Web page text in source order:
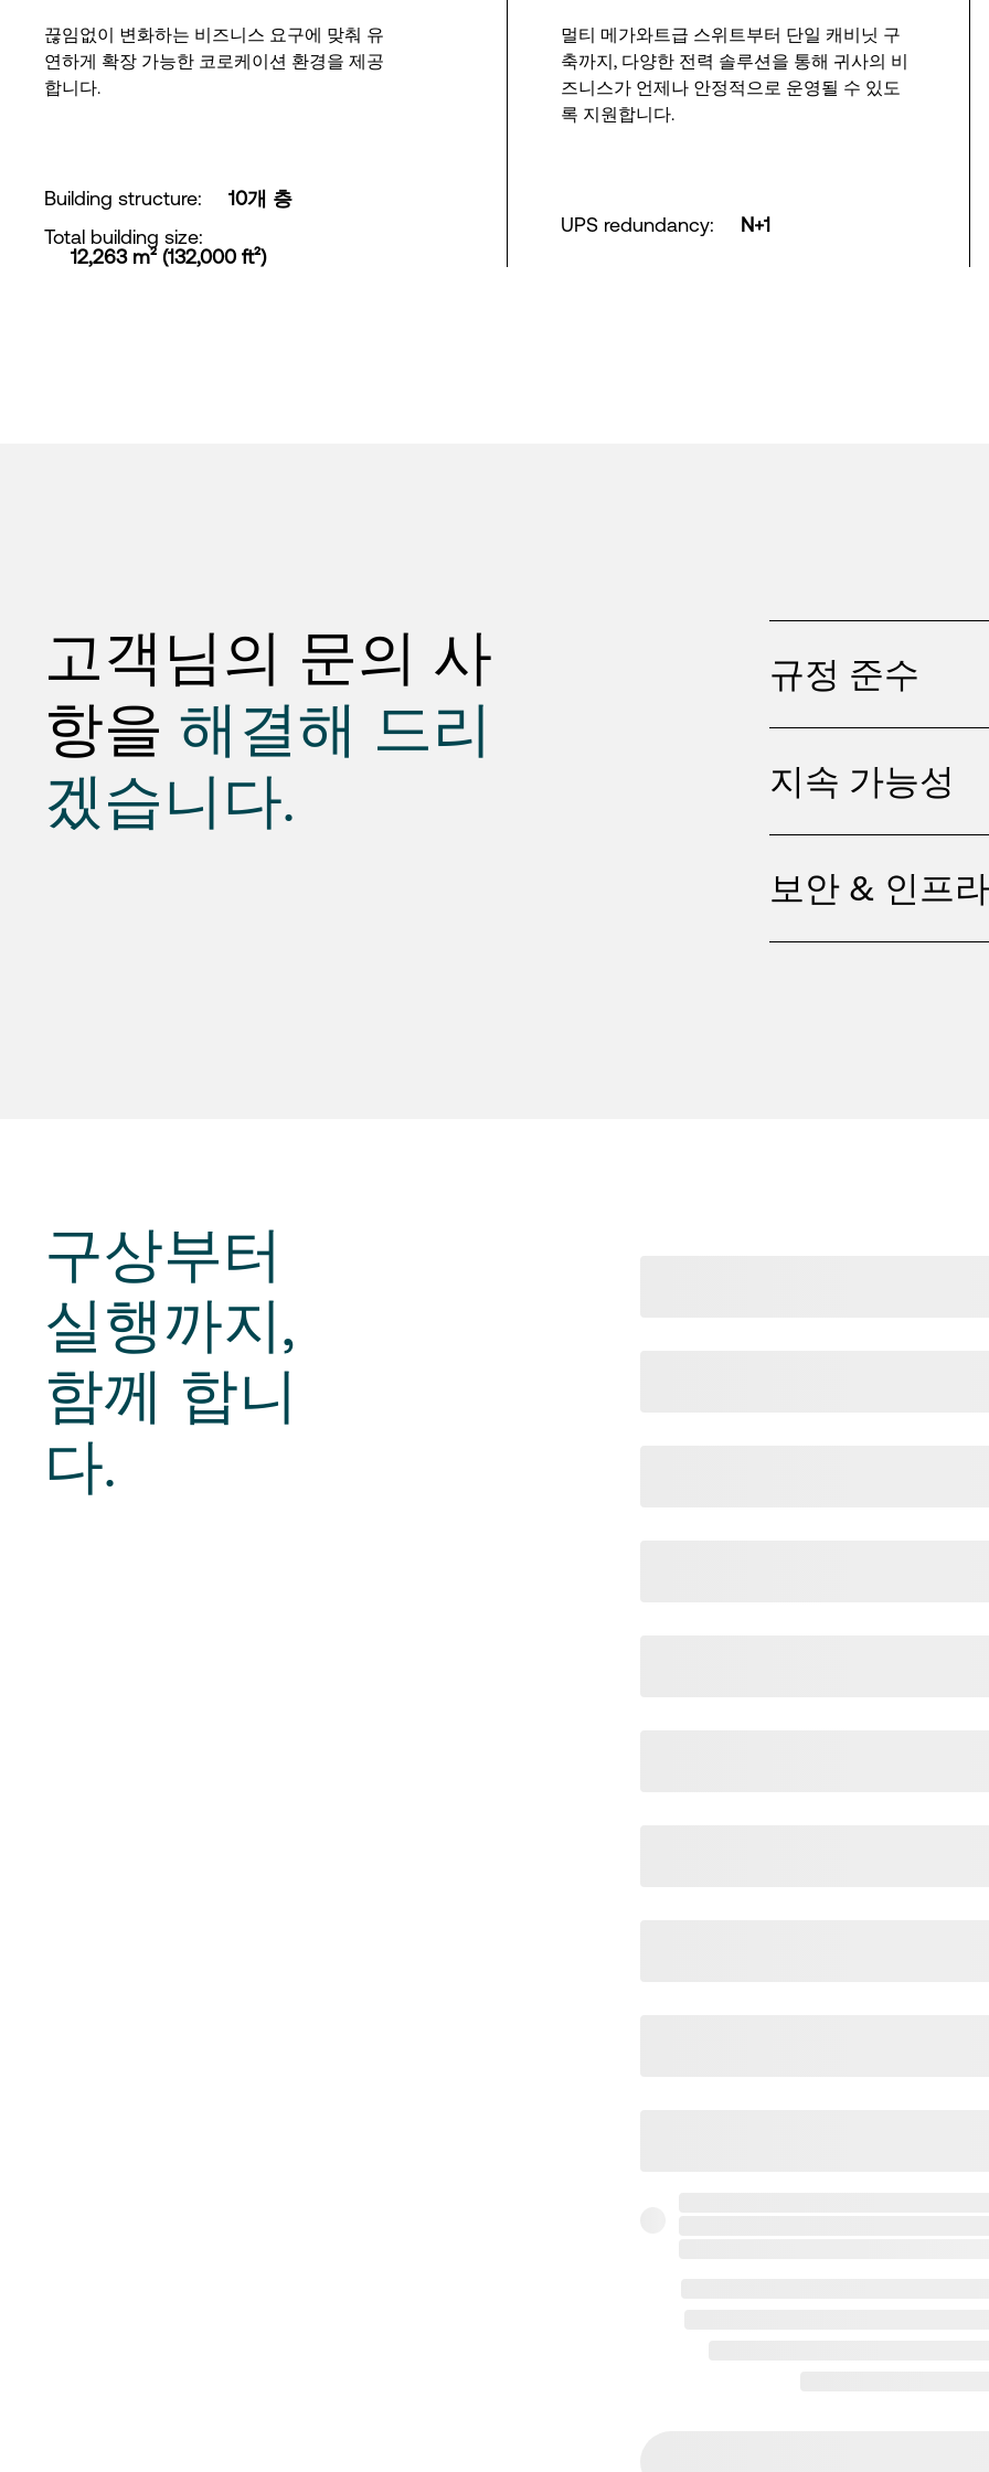
끊임없이 변화하는 비즈니스 요구에 맞춰 유
연하게 확장 가능한 코로케이션 환경을 제공
합니다.
Building structure:
10개 층
Total building size:
12,263 m² (132,000 ft²)
멀티 메가와트급 스위트부터 단일 캐비닛 구
축까지, 다양한 전력 솔루션을 통해 귀사의 비
즈니스가 언제나 안정적으로 운영될 수 있도
록 지원합니다.
UPS redundancy: N+1
고객님의 문의 사
항을 해결해 드리
겠습니다.
규정 준수
지속 가능성
보안 & 인프
구상부터
실행까지,
함께 합니
다.